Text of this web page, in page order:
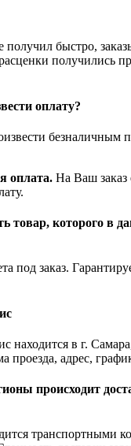
получил быстро,
получились
оплату?
безналичным
оплата. На Ваш заказ
товар, которого в
под заказ.
находится в г.
проезда, адрес,
происходит
транспортными